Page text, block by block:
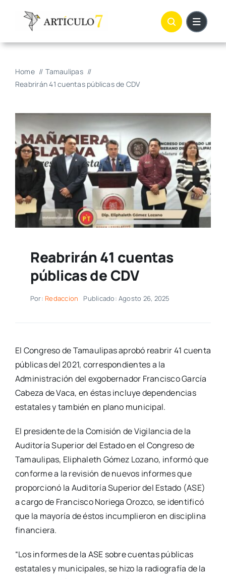
Home
Tamaulipas
Reabrirán 41 cuentas públicas de CDV
Reabrirán 41 cuentas
públicas de CDV
Por: Redaccion Publicado: Agosto 26, 2025
El Congreso de Tamaulipas aprobó reabrir 41 cuenta
públicas del 2021, correspondientes a la
Administración del exgobernador Francisco García
Cabeza de Vaca, en éstas incluye dependencias
estatales y también en plano municipal.
El presidente de la Comisión de Vigilancia de la
Auditoría Superior del Estado en el Congreso de
Tamaulipas, Eliphaleth Gómez Lozano, informó que
conforme a la revisión de nuevos informes que
proporcionó la Auditoría Superior del Estado (ASE)
a cargo de Francisco Noriega Orozco, se identificó
que la mayoría de éstos incumplieron en disciplina
financiera.
“Los informes de la ASE sobre cuentas públicas
estatales y municipales, se hizo la radiografía de la